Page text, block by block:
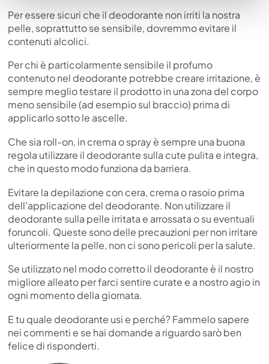
Per essere sicuri che il deodorante non irriti la nostra
pelle, soprattutto se sensibile, dovremmo evitare il
contenuti alcolici.
Per chi è particolarmente sensibile il profumo
contenuto nel deodorante potrebbe creare irritazione, è
sempre meglio testare il prodotto in una zona del corpo
meno sensibile (ad esempio sul braccio) prima di
applicarlo sotto le ascelle.
Che sia roll-on, in crema o spray è sempre una buona
regola utilizzare il deodorante sulla cute pulita e integra,
che in questo modo funziona da barriera.
Evitare la depilazione con cera, crema o rasoio prima
dell’applicazione del deodorante. Non utilizzare il
deodorante sulla pelle irritata e arrossata o su eventuali
foruncoli. Queste sono delle precauzioni per non irritare
ulteriormente la pelle, non ci sono pericoli per la salute.
Se utilizzato nel modo corretto il deodorante è il nostro
migliore alleato per farci sentire curate e a nostro agio in
ogni momento della giornata.
E tu quale deodorante usi e perché? Fammelo sapere
nei commenti e se hai domande a riguardo sarò ben
felice di risponderti.